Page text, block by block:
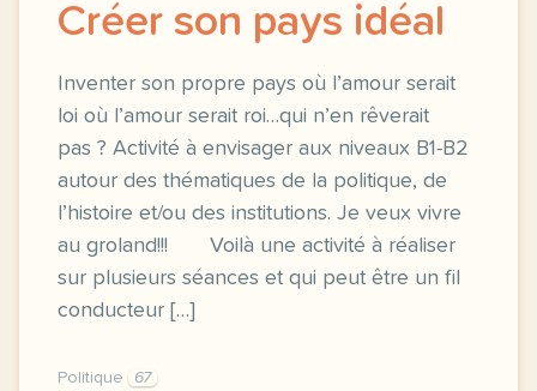
Créer son pays idéal
Inventer son propre pays où l’amour serait
loi où l’amour serait roi…qui n’en rêverait
pas ? Activité à envisager aux niveaux B1-B2
autour des thématiques de la politique, de
l’histoire et/ou des institutions. Je veux vivre
au groland!!! Voilà une activité à réaliser
sur plusieurs séances et qui peut être un fil
conducteur […]
Politique 67